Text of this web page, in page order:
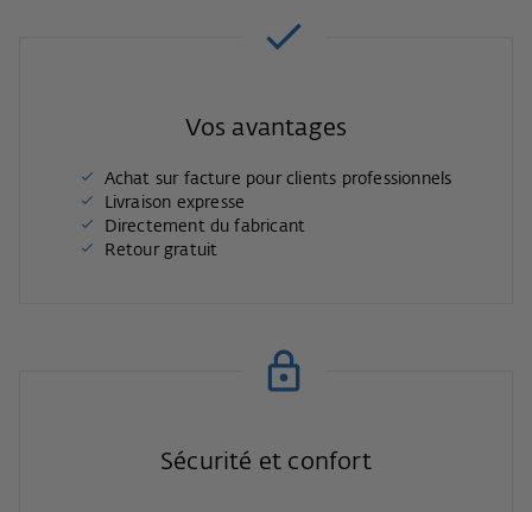
Vos avantages
Achat sur facture pour clients professionnels
Livraison expresse
Directement du fabricant
Retour gratuit
Sécurité et confort